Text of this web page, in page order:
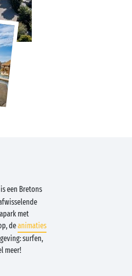
is een Bretons
met
deanimaties
surfen,
meer!